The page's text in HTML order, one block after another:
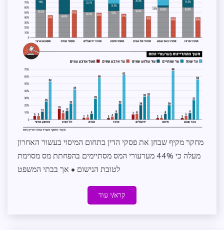
ממשל
ומנהל
עתירת
חופש
מידע
מחקר מקיף שבחן את פסקי הדין בתחום המיסוי בעשור האחרון
מעלה כי 44% מערעורי המס מסתיימים בהפחתת מס מסוימת
לטובת הנישום • אך בבתי המשפט
קרא/י עוד